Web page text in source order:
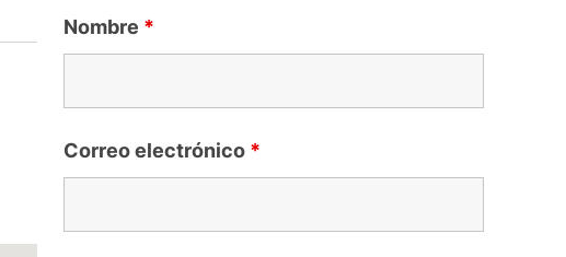
Nombre *
Correo electrónico *